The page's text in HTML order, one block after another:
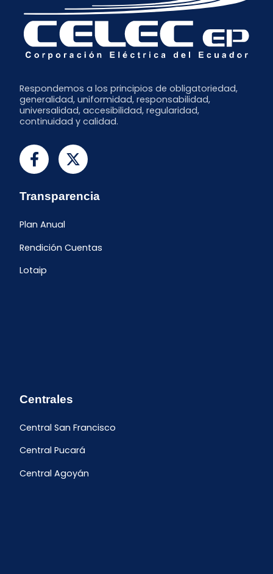
Respondemos a los principios de obligatoriedad,
generalidad, uniformidad, responsabilidad,
universalidad, accesibilidad, regularidad,
continuidad y calidad.
Transparencia
Plan Anual
Rendición Cuentas
Lotaip
Centrales
Central San Francisco
Central Pucará
Central Agoyán